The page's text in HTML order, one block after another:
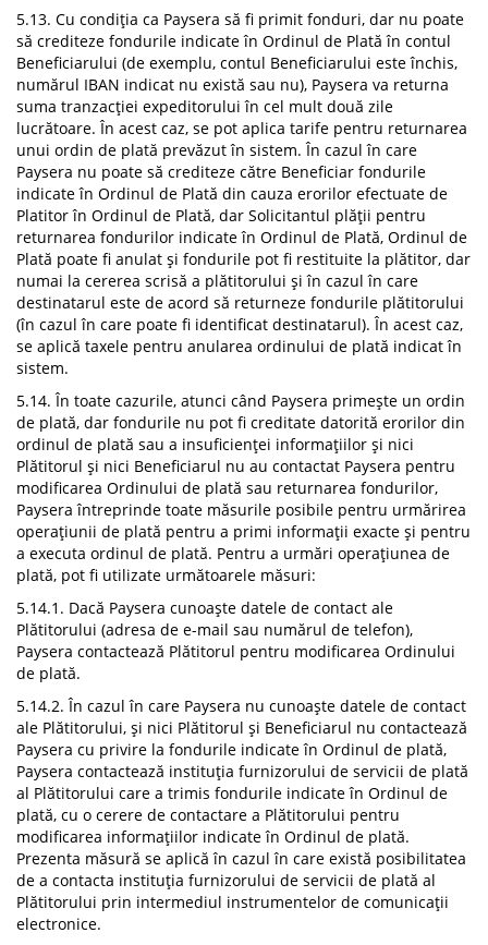
5.13. Cu condiția ca Paysera să fi primit fonduri, dar nu poate
să crediteze fondurile indicate în Ordinul de Plată în contul
Beneficiarului (de exemplu, contul Beneficiarului este închis,
numărul IBAN indicat nu există sau nu), Paysera va returna
suma tranzacției expeditorului în cel mult două zile
lucrătoare. În acest caz, se pot aplica tarife pentru returnarea
unui ordin de plată prevăzut în sistem. În cazul în care
Paysera nu poate să crediteze către Beneficiar fondurile
indicate în Ordinul de Plată din cauza erorilor efectuate de
Platitor în Ordinul de Plată, dar Solicitantul plății pentru
returnarea fondurilor indicate în Ordinul de Plată, Ordinul de
Plată poate fi anulat și fondurile pot fi restituite la plătitor, dar
numai la cererea scrisă a plătitorului și în cazul în care
destinatarul este de acord să returneze fondurile plătitorului
(în cazul în care poate fi identificat destinatarul). În acest caz,
se aplică taxele pentru anularea ordinului de plată indicat în
sistem.
5.14. În toate cazurile, atunci când Paysera primește un ordin
de plată, dar fondurile nu pot fi creditate datorită erorilor din
ordinul de plată sau a insuficienței informațiilor și nici
Plătitorul și nici Beneficiarul nu au contactat Paysera pentru
modificarea Ordinului de plată sau returnarea fondurilor,
Paysera întreprinde toate măsurile posibile pentru urmărirea
operațiunii de plată pentru a primi informații exacte și pentru
a executa ordinul de plată. Pentru a urmări operațiunea de
plată, pot fi utilizate următoarele măsuri:
5.14.1. Dacă Paysera cunoaște datele de contact ale
Plătitorului (adresa de e-mail sau numărul de telefon),
Paysera contactează Plătitorul pentru modificarea Ordinului
de plată.
5.14.2. În cazul în care Paysera nu cunoaște datele de contact
ale Plătitorului, și nici Plătitorul și Beneficiarul nu contactează
Paysera cu privire la fondurile indicate în Ordinul de plată,
Paysera contactează instituția furnizorului de servicii de plată
al Plătitorului care a trimis fondurile indicate în Ordinul de
plată, cu o cerere de contactare a Plătitorului pentru
modificarea informațiilor indicate în Ordinul de plată.
Prezenta măsură se aplică în cazul în care există posibilitatea
de a contacta instituția furnizorului de servicii de plată al
Plătitorului prin intermediul instrumentelor de comunicații
electronice.